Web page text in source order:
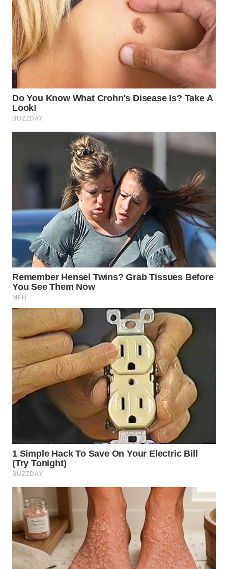
WN
TAPANULI
SELATAN
WN
LESUNG
WN
SIMALUNGUN
WN
LABUHANBATU
TAPANULI
TENGAH
WN DELI
SERDANG
WN
TEBING
TINGGI
WN
PAKPAK
BEKASI
WN
BOGOR
WN
DEPOK
WN
TAPANULI